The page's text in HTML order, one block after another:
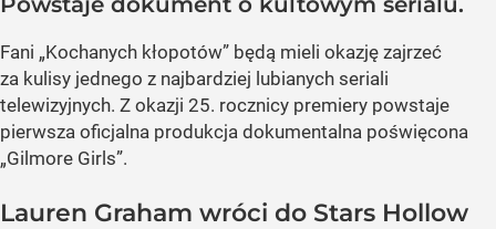
Fani „Kochanych kłopotów” będą mieli okazję zajrzeć
za kulisy jednego z najbardziej lubianych seriali
telewizyjnych. Z okazji 25. rocznicy premiery powstaje
pierwsza oficjalna produkcja dokumentalna poświęcona
„Gilmore Girls”.
Lauren Graham wróci do Stars Hollow